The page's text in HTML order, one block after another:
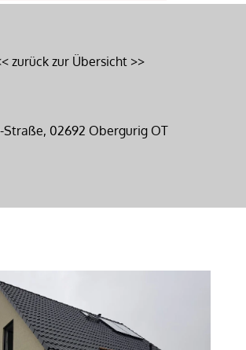
zurück zur Übersicht >>
Straße, 02692 Obergurig OT